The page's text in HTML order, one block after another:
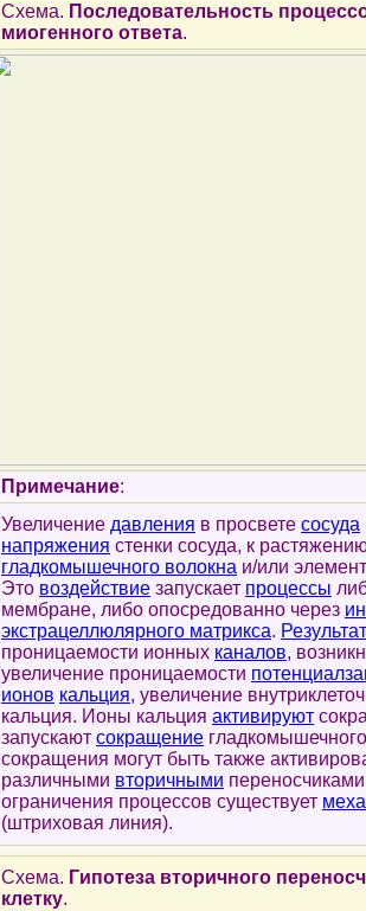
Схема. Последовательность
миогенного ответа.
Примечание:
Увеличение давления в просвете сосуда
напряжения стенки сосуда, к
гладкомышечного волокна и/или
Это воздействие запускает процессы
мембране, либо опосредованно через
экстрацеллюлярного матрикса.
проницаемости ионных каналов,
увеличение проницаемости
ионов кальция, увеличение
кальция. Ионы кальция активируют
запускают сокращение
сокращения могут быть также
различными вторичными
ограничения процессов существует
(штриховая линия).
Схема. Гипотеза вторичного
клетку.